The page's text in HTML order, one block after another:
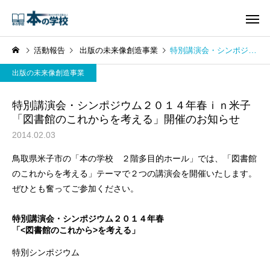
活動報告 出版の未来像創造事業 特別講演会・シンポジウム２０１４年春ｉｎ米子 「図書館のこれからを考える」開催のお知らせ
出版の未来像創造事業
特別講演会・シンポジウム２０１４年春ｉｎ米子
「図書館のこれからを考える」開催のお知らせ
2014.02.03
鳥取県米子市の「本の学校 ２階多目的ホール」では、「図書館
のこれからを考える」テーマで２つの講演会を開催いたします。
ぜひとも奮ってご参加ください。
特別講演会・シンポジウム２０１４年春
「<図書館のこれから>を考える」
特別シンポジウム